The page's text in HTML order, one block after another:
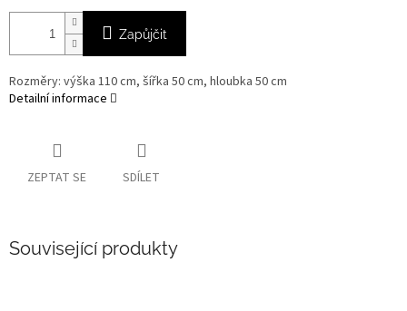
Zapůjčit
Rozměry: výška 110 cm, šířka 50 cm, hloubka 50 cm
Detailní informace
ZEPTAT SE SDÍLET
Související produkty